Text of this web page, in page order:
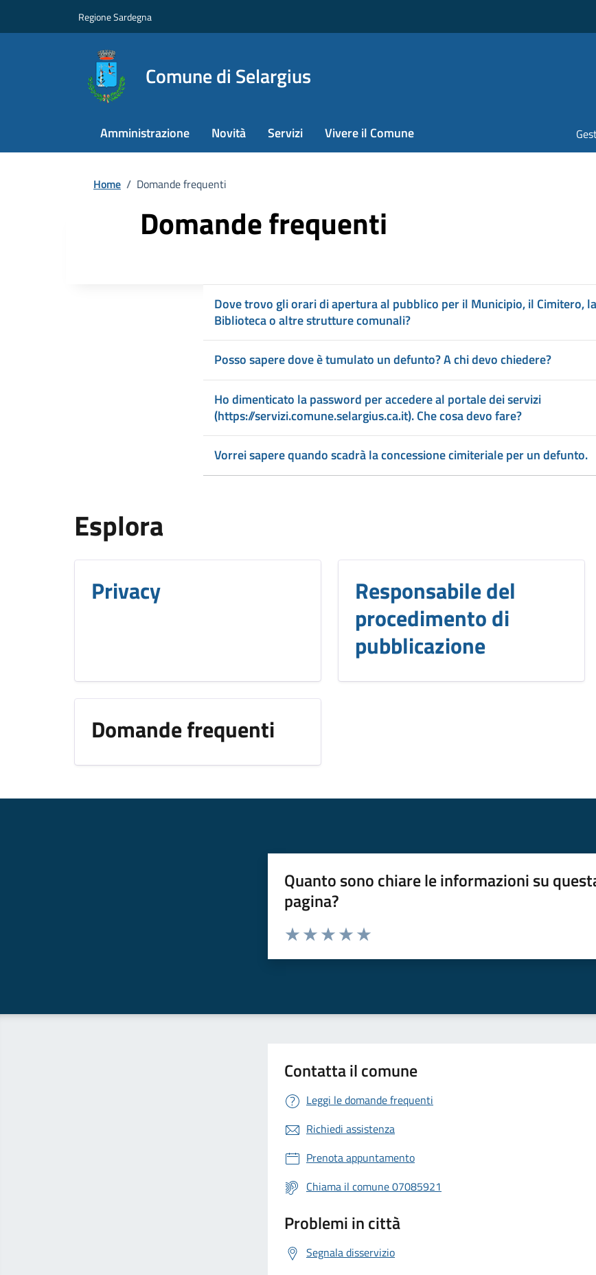
Regione Sardegna
Comune di Selargius
Amministrazione Novità Servizi Vivere il Comune
Home / Domande frequenti
Domande frequenti
Dove trovo gli orari di apertura al pubblico per il Municipio, il Cimitero, la
Biblioteca o altre strutture comunali?
Posso sapere dove è tumulato un defunto? A chi devo chiedere?
Ho dimenticato la password per accedere al portale dei servizi
(https://servizi.comune.selargius.ca.it). Che cosa devo fare?
Vorrei sapere quando scadrà la concessione cimiteriale per un defunto.
Esplora
Privacy
Responsabile del
procedimento di
pubblicazione
Domande frequenti
Quanto sono chiare le informazioni su
pagina?
Valuta da 1 a 5 stelle la pagina
Contatta il comune
Leggi le domande frequenti
Richiedi assistenza
Prenota appuntamento
Chiama il comune 07085921
Problemi in città
Segnala disservizio